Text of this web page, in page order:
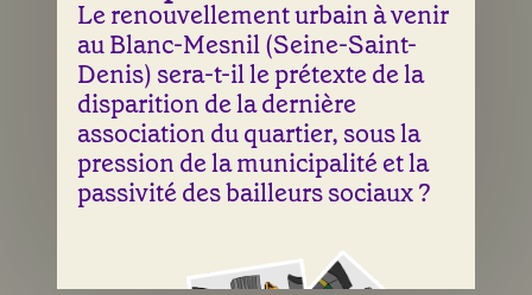
Le renouvellement urbain à venir
au Blanc-Mesnil (Seine-Saint-
Denis) sera-t-il le prétexte de la
disparition de la dernière
association du quartier, sous la
pression de la municipalité et la
passivité des bailleurs sociaux ?